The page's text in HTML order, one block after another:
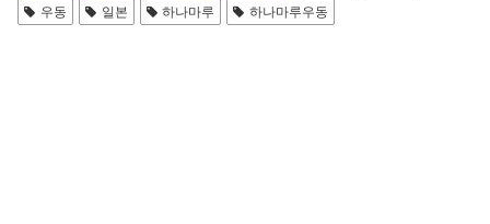
우동 일본 하나마루 하나마루우동